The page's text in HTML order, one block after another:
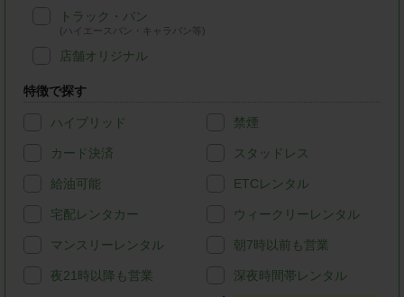
トラック・バン
(ハイエースバン・キャラバン等)
店舗オリジナル
特徴で探す
ハイブリッド 禁煙
カード決済 スタッドレス
給油可能 ETCレンタル
宅配レンタカー ウィークリーレンタル
マンスリーレンタル 朝7時以前も営業
夜21時以降も営業 深夜時間帯レンタル